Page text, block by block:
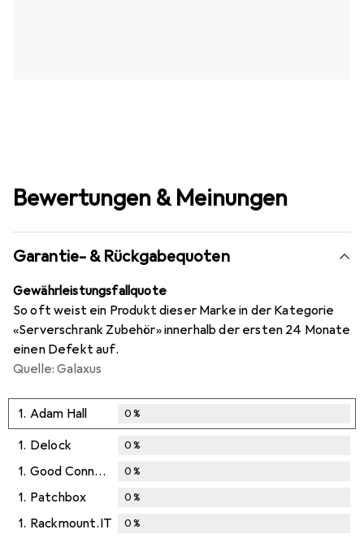
Bewertungen & Meinungen
Garantie- & Rückgabequoten
Gewährleistungsfallquote
So oft weist ein Produkt dieser Marke in der Kategorie
«Serverschrank Zubehör» innerhalb der ersten 24 Monate
einen Defekt auf.
Quelle: Galaxus
1. Adam Hall 0%
1. Delock 0%
1. Good Connections 0%
1. Patchbox 0%
1. Rackmount.IT 0%